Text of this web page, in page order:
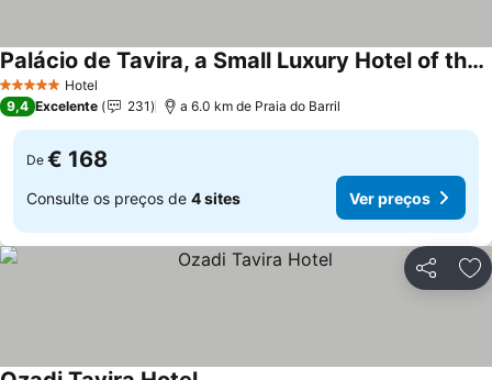
5 Estrelas Hotel
Palácio de Tavira, a Small Luxury Hotel of the World
9,4 Excelente 231 a 6.0 km de Praia do Barril
De € 168
Consulte os preços de 4 sites Ver preços
Partilhar